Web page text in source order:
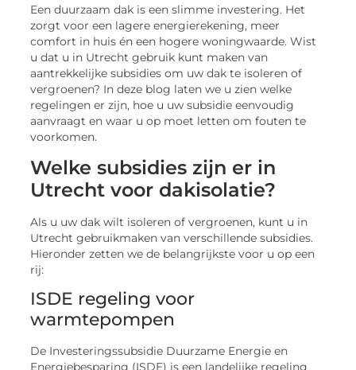
Een duurzaam dak is een slimme investering. Het
zorgt voor een lagere energierekening, meer
comfort in huis én een hogere woningwaarde. Wist
u dat u in Utrecht gebruik kunt maken van
aantrekkelijke subsidies om uw dak te isoleren of
vergroenen? In deze blog laten we u zien welke
regelingen er zijn, hoe u uw subsidie eenvoudig
aanvraagt en waar u op moet letten om fouten te
voorkomen.
Welke subsidies zijn er in
Utrecht voor dakisolatie?
Als u uw dak wilt isoleren of vergroenen, kunt u in
Utrecht gebruikmaken van verschillende subsidies.
Hieronder zetten we de belangrijkste voor u op een
rij:
ISDE regeling voor
warmtepompen
De Investeringssubsidie Duurzame Energie en
Energiebesparing (ISDE) is een landelijke regeling